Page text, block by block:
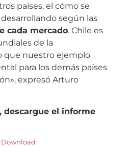
países, el cómo se
según las
cada mercado. Chile es
de la
que nuestro ejemplo
para los demás países
expresó Arturo
descargue el informe
Download